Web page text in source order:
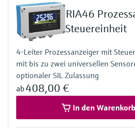
2 x Analog (I, U)
1 x Messumformerspeisung
Anzeige
Mehrfarbige Hintergrundbeleuchtung LCD
Weiß/schwarz/gelb
Bargraph
Einheit
TAG
Gefahrwarnung im Klartext
Spannungsversorgung
24 ... 230 V AC/DC (Weitbereichnetzteil)
RIA46
Steuereinheit
4-Leiter Prozessanzeiger mit
mit bis zu zwei universellen
optionaler SIL Zulassung
ab408,00 €
In den Warenkorb